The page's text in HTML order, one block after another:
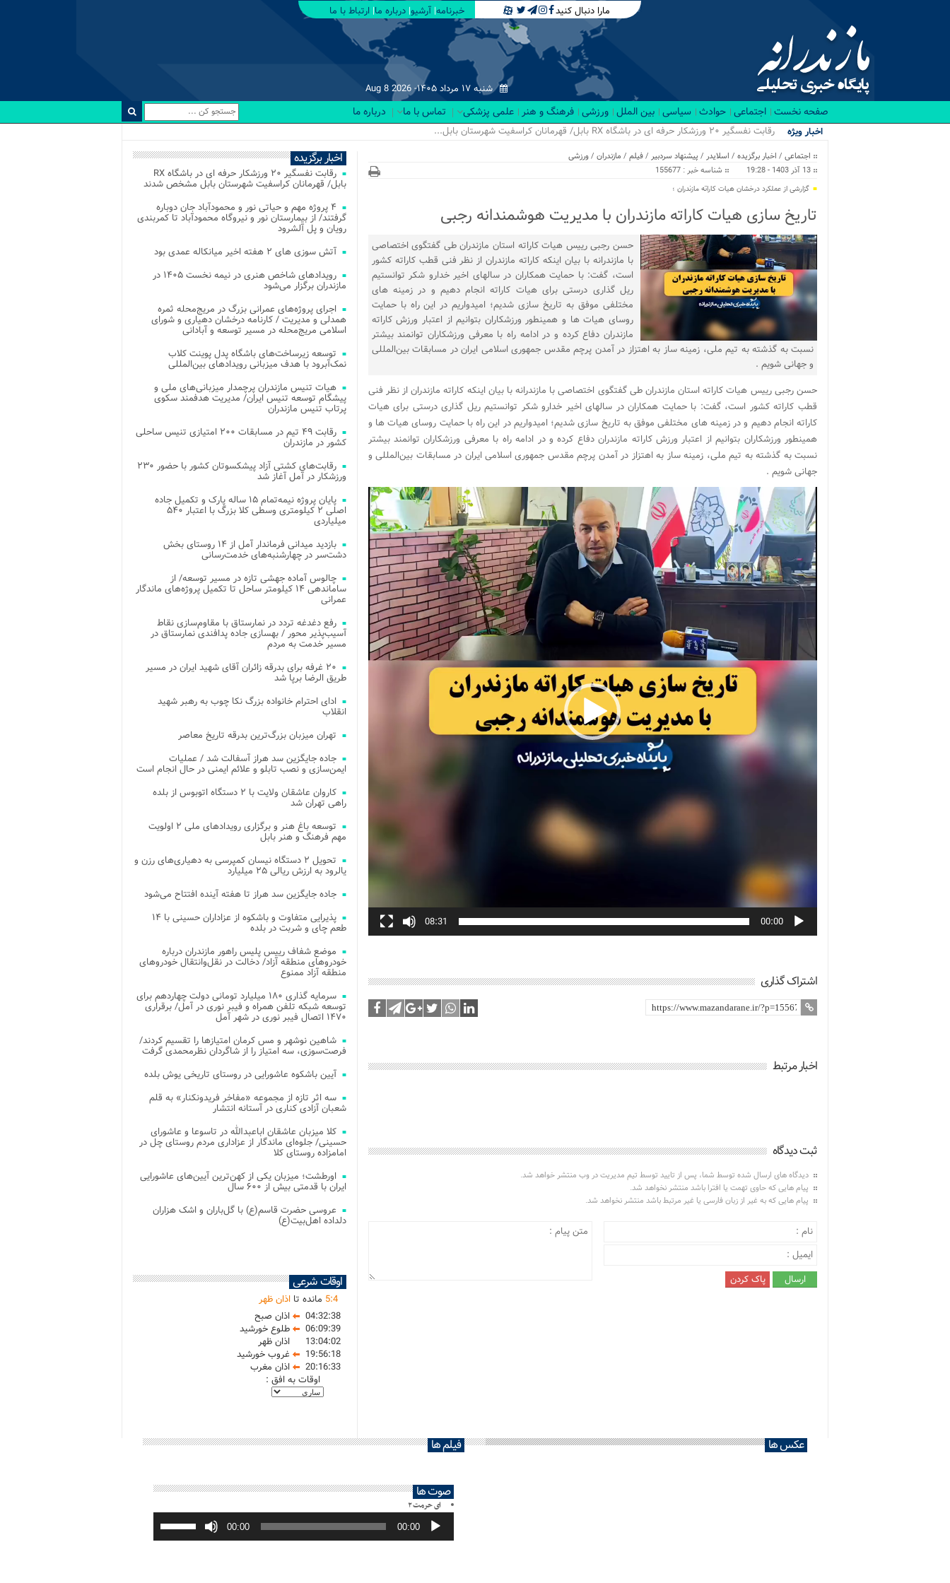
مارا دنبال کنید خبرنامه آرشیو درباره ما ارتباط با ما
شنبه ۱۷ مرداد ۱۴۰۵- Aug 8 2026
صفحه نخست اجتماعی حوادث سیاسی بین الملل ورزشی فرهنگ و هنر علمی پزشکی تماس با ما درباره ما
اخبار ویژه رقابت نفسگیر ۲۰ ورزشکار حرفه ای در باشگاه RX بابل/ قهرمانان کراسفیت شهرستان بابل...
اجتماعی / اخبار برگزیده / اسلایدر / پیشنهاد سردبیر /فیلم / مازندران /ورزشی
13 آذر 1403 - 19:28
شناسه خبر : 155677
گزارشی از عملکرد درخشان هیات کاراته مازندران ؛
تاریخ سازی هیات کاراته مازندران با مدیریت هوشمندانه رجبی
حسن رجبی رییس هیات کاراته استان مازندران طی گفتگوی اختصاصی
با مازندرانه با بیان اینکه کاراته مازندران از نظر فنی قطب کاراته کشور
است، گفت: با حمایت همکاران در سالهای اخیر خدارو شکر توانستیم
ریل گذاری درستی برای هیات کاراته انجام دهیم و در زمینه های
مختلفی موفق به تاریخ سازی شدیم؛ امیدواریم در این راه با حمایت
روسای هیات ها و همینطور ورزشکاران بتوانیم از اعتبار ورزش کاراته
مازندران دفاع کرده و در ادامه راه با معرفی ورزشکاران توانمند بیشتر
نسبت به گذشته به تیم ملی، زمینه ساز به اهتزاز در آمدن پرچم مقدس جمهوری اسلامی ایران در مسابقات بین‌المللی
و جهانی شویم .
حسن رجبی رییس هیات کاراته استان مازندران طی گفتگوی اختصاصی با مازندرانه با بیان اینکه کاراته مازندران از نظر فنی
قطب کاراته کشور است، گفت: با حمایت همکاران در سالهای اخیر خدارو شکر توانستیم ریل گذاری درستی برای هیات
کاراته انجام دهیم و در زمینه های مختلفی موفق به تاریخ سازی شدیم؛ امیدواریم در این راه با حمایت روسای هیات ها و
همینطور ورزشکاران بتوانیم از اعتبار ورزش کاراته مازندران دفاع کرده و در ادامه راه با معرفی ورزشکاران توانمند بیشتر
نسبت به گذشته به تیم ملی، زمینه ساز به اهتزاز در آمدن پرچم مقدس جمهوری اسلامی ایران در مسابقات بین‌المللی و
جهانی شویم .
نمایشگر
ویدیو
00:00
08:31
اشتراک گذاری
اخبار مرتبط
ثبت دیدگاه
دیدگاه های ارسال شده توسط شما، پس از تایید توسط تیم مدیریت در وب منتشر خواهد شد.
پیام هایی که حاوی تهمت یا افترا باشد منتشر نخواهد شد.
پیام هایی که به غیر از زبان فارسی یا غیر مرتبط باشد منتشر نخواهد شد.
اخبار برگزیده
رقابت نفسگیر ۲۰ ورزشکار حرفه ای در باشگاه RX
بابل/ قهرمانان کراسفیت شهرستان بابل مشخص شدند
۴ پروژه مهم و حیاتی نور و محمودآباد جان دوباره
گرفتند/ از بیمارستان نور و نیروگاه محمودآباد تا کمربندی
رویان و پل آلشرود
آتش‌ سوزی‌ های ۲ هفته اخیر میانکاله عمدی بود
رویدادهای شاخص هنری در نیمه نخست ۱۴۰۵ در
مازندران برگزار می‌شود
اجرای پروژه‌های عمرانی بزرگ در مریج‌محله ثمره
همدلی و مدیریت / کارنامه درخشان دهیاری و شورای
اسلامی مریج‌محله در مسیر توسعه و آبادانی
توسعه زیرساخت‌های باشگاه پدل پوینت کلاب
نمک‌آبرود با هدف میزبانی رویدادهای بین‌المللی
هیات تنیس مازندران پرچمدار میزبانی‌های ملی و
پیشگام توسعه تنیس ایران/ مدیریت هدفمند سکوی
پرتاب تنیس مازندران
رقابت ۴۹ تیم در مسابقات ۲۰۰ امتیازی تنیس ساحلی
کشور در مازندران
رقابت‌های کشتی آزاد پیشکسوتان کشور با حضور ۲۳۰
ورزشکار در آمل آغاز شد
پایان پروژه نیمه‌تمام ۱۵ ساله پارک و تکمیل جاده
اصلی ۲ کیلومتری وسطی کلا بزرگ با اعتبار ۵۴۰
میلیاردی
بازدید میدانی فرماندار آمل از ۱۴ روستای بخش
دشت‌سر در چهارشنبه‌های خدمت‌رسانی
چالوس آماده جهشی تازه در مسیر توسعه/ از
ساماندهی ۱۴ کیلومتر ساحل تا تکمیل پروژه‌های ماندگار
عمرانی
رفع دغدغه تردد در نمارستاق با مقاوم‌سازی نقاط
آسیب‌پذیر محور / بهسازی جاده پدافندی نمارستاق در
مسیر خدمت به مردم
۲۰ غرفه برای بدرقه زائران آقای شهید ایران در مسیر
طریق الرضا برپا شد
ادای احترام خانواده بزرگ نکا چوب به رهبر شهید
انقلاب
تهران میزبان بزرگ‌ترین بدرقه تاریخ معاصر
جاده جایگزین سد هراز آسفالت شد / عملیات
ایمن‌سازی و نصب تابلو و علائم ایمنی در حال انجام است
کاروان عاشقان ولایت با ۲ دستگاه اتوبوس از بلده
راهی تهران شد
توسعه باغ هنر و برگزاری رویدادهای ملی ۲ اولویت
مهم فرهنگ و هنر بابل
تحویل ۲ دستگاه نیسان کمپرسی به دهیاری‌های رزن و
یالرود به ارزش ریالی ۲۵ میلیارد
جاده جایگزین سد هراز تا هفته آینده افتتاح می‌شود
پذیرایی متفاوت و باشکوه از عزاداران حسینی با ۱۴
طعم چای و شربت در بلده
موضع شفاف رییس پلیس راهور مازندران درباره
خودروهای منطقه آزاد/ دخالت در نقل‌وانتقال خودروهای
منطقه آزاد ممنوع
سرمایه گذاری ۱۸۰ میلیارد تومانی دولت چهاردهم برای
توسعه شبکه تلفن همراه و فیبر نوری در آمل/ برقراری
۱۴۷۰ اتصال فیبر نوری در شهر آمل
شاهین نوشهر و مس کرمان امتیازها را تقسیم کردند/
فرصت‌سوزی، سه امتیاز را از شاگردان نظرمحمدی گرفت
آیین باشکوه عاشورایی در روستای تاریخی یوش بلده
سه اثر تازه از مجموعه «مفاخر فریدونکنار» به قلم
شعبان آزادی کناری در آستانه انتشار
کلا میزبان عاشقان اباعبدالله در تاسوعا و عاشورای
حسینی/ جلوه‌ای ماندگار از عزاداری مردم روستای چل در
امامزاده روستای کلا
اورطشت؛ میزبان یکی از کهن‌ترین آیین‌های عاشورایی
ایران با قدمتی بیش از ۶۰۰ سال
عروسی حضرت قاسم(ع) با گل‌باران و اشک هزاران
دلداده اهل‌بیت(ع)
اوقات شرعی
5:4 مانده تا اذان ظهر
04:32:38
اذان صبح
06:09:39
طلوع خورشید
13:04:02
اذان ظهر
19:56:18
غروب خورشید
20:16:33
اذان مغرب
اوقات به افق :
عکس ها فیلم ها
صوت ها
ای حرمت ۲
پخش‌کننده
صوت 00:00
00:00
برای
افزایش
یا
صدا